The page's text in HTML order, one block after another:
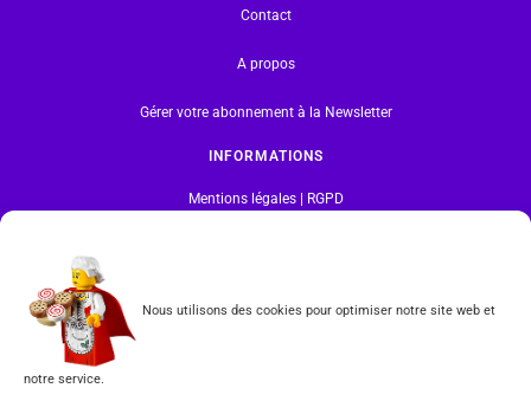
Nous utilisons des cookies pour optimiser notre site web et
notre service.
Contact
A propos
Gérer votre abonnement à la Newsletter
INFORMATIONS
Mentions légales | RGPD
Formulaire de rétractation
Tous les produits vendus sur ce site sont fabriqués par LEGO exclusivement. LEGO® est une
marque déposée par The LEGO Group. Les propriétaires des marques respectives citées sur le site